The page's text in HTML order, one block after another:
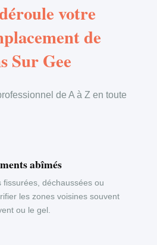
votre
de
Sur Gee
de A à Z en toute
abîmés
fissurées, déchaussées ou
les zones voisines souvent
ou le gel.